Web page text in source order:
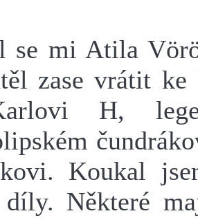
se mi Atila
zase vrátit ke
H,
Koukal
díly. Některé